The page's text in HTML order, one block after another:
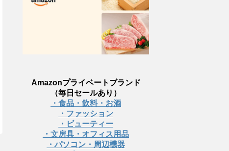
Amazonプライベートブランド
（毎日セールあり）
・食品・飲料・お酒
・ファッション
・ビューティー
・文房具・オフィス用品
・パソコン・周辺機器